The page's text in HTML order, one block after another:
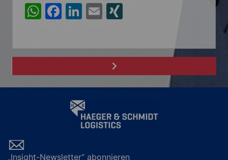
W
s
A
p
F
e
b
o
o
Li
e
dI
n
E
l
„Insight-Newsletter“ abonnieren